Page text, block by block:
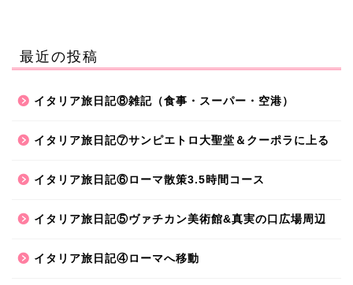
最近の投稿
イタリア旅日記⑧雑記（食事・スーパー・空港）
イタリア旅日記⑦サンピエトロ大聖堂＆クーポラに上る
イタリア旅日記⑥ローマ散策3.5時間コース
イタリア旅日記⑤ヴァチカン美術館&真実の口広場周辺
イタリア旅日記④ローマへ移動